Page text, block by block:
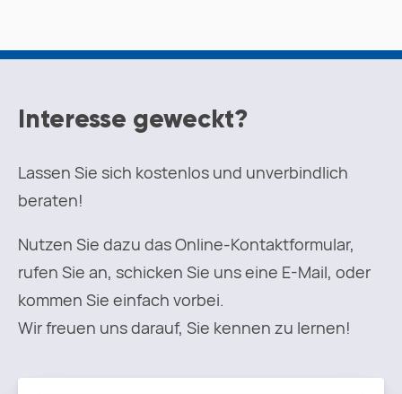
Interesse geweckt?
Lassen Sie sich kostenlos und unverbindlich
beraten!
Nutzen Sie dazu das Online-Kontaktformular,
rufen Sie an, schicken Sie uns eine E-Mail, oder
kommen Sie einfach vorbei.
Wir freuen uns darauf, Sie kennen zu lernen!